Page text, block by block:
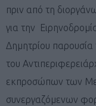
πριν από τη
για την
Δημητρίου
του
εκπροσώπων των
συνεργαζόμενων